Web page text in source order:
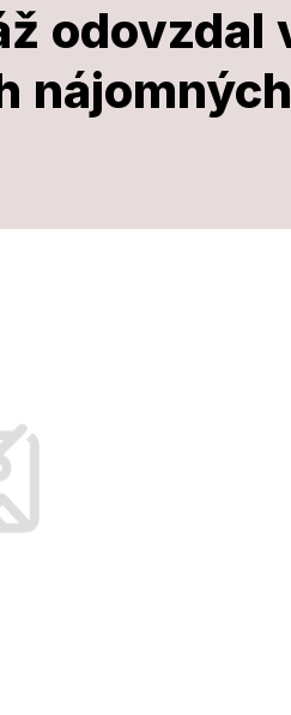
odovzdal
nájomných
Ráž
obci